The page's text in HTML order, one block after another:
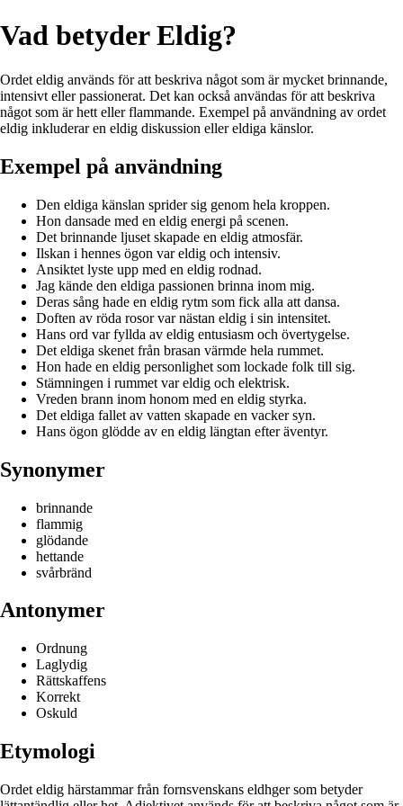
Vad betyder Eldig?
Ordet eldig används för att beskriva något som är mycket brinnande,
intensivt eller passionerat. Det kan också användas för att beskriva
något som är hett eller flammande. Exempel på användning av ordet
eldig inkluderar en eldig diskussion eller eldiga känslor.
Exempel på användning
Den eldiga känslan sprider sig genom hela kroppen.
Hon dansade med en eldig energi på scenen.
Det brinnande ljuset skapade en eldig atmosfär.
Ilskan i hennes ögon var eldig och intensiv.
Ansiktet lyste upp med en eldig rodnad.
Jag kände den eldiga passionen brinna inom mig.
Deras sång hade en eldig rytm som fick alla att dansa.
Doften av röda rosor var nästan eldig i sin intensitet.
Hans ord var fyllda av eldig entusiasm och övertygelse.
Det eldiga skenet från brasan värmde hela rummet.
Hon hade en eldig personlighet som lockade folk till sig.
Stämningen i rummet var eldig och elektrisk.
Vreden brann inom honom med en eldig styrka.
Det eldiga fallet av vatten skapade en vacker syn.
Hans ögon glödde av en eldig längtan efter äventyr.
Synonymer
brinnande
flammig
glödande
hettande
svårbränd
Antonymer
Ordnung
Laglydig
Rättskaffens
Korrekt
Oskuld
Etymologi
Ordet eldig härstammar från fornsvenskans eldhger som betyder